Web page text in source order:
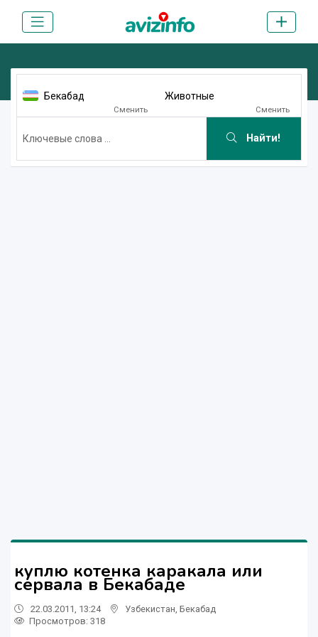
Бекабад
Сменить
Животные
Сменить
Найти!
куплю котенка каракала или
сервала в Бекабаде
22.03.2011, 13:24 Узбекистан Бекабад
Просмотров: 318